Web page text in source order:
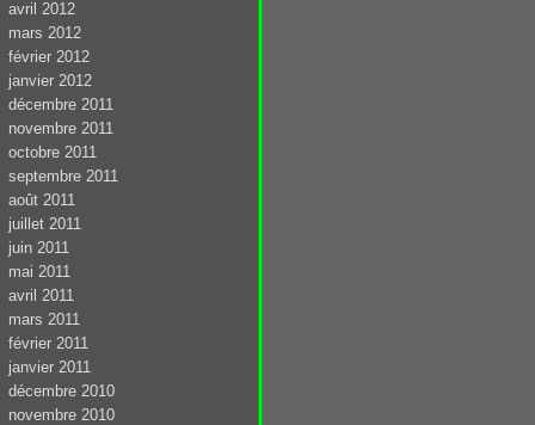
avril 2012
mars 2012
février 2012
janvier 2012
décembre 2011
novembre 2011
octobre 2011
septembre 2011
août 2011
juillet 2011
juin 2011
mai 2011
avril 2011
mars 2011
février 2011
janvier 2011
décembre 2010
novembre 2010